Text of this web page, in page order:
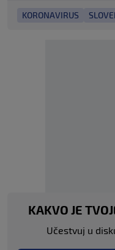
KORONAVIRUS
KAKVO JE
Učestvuj u